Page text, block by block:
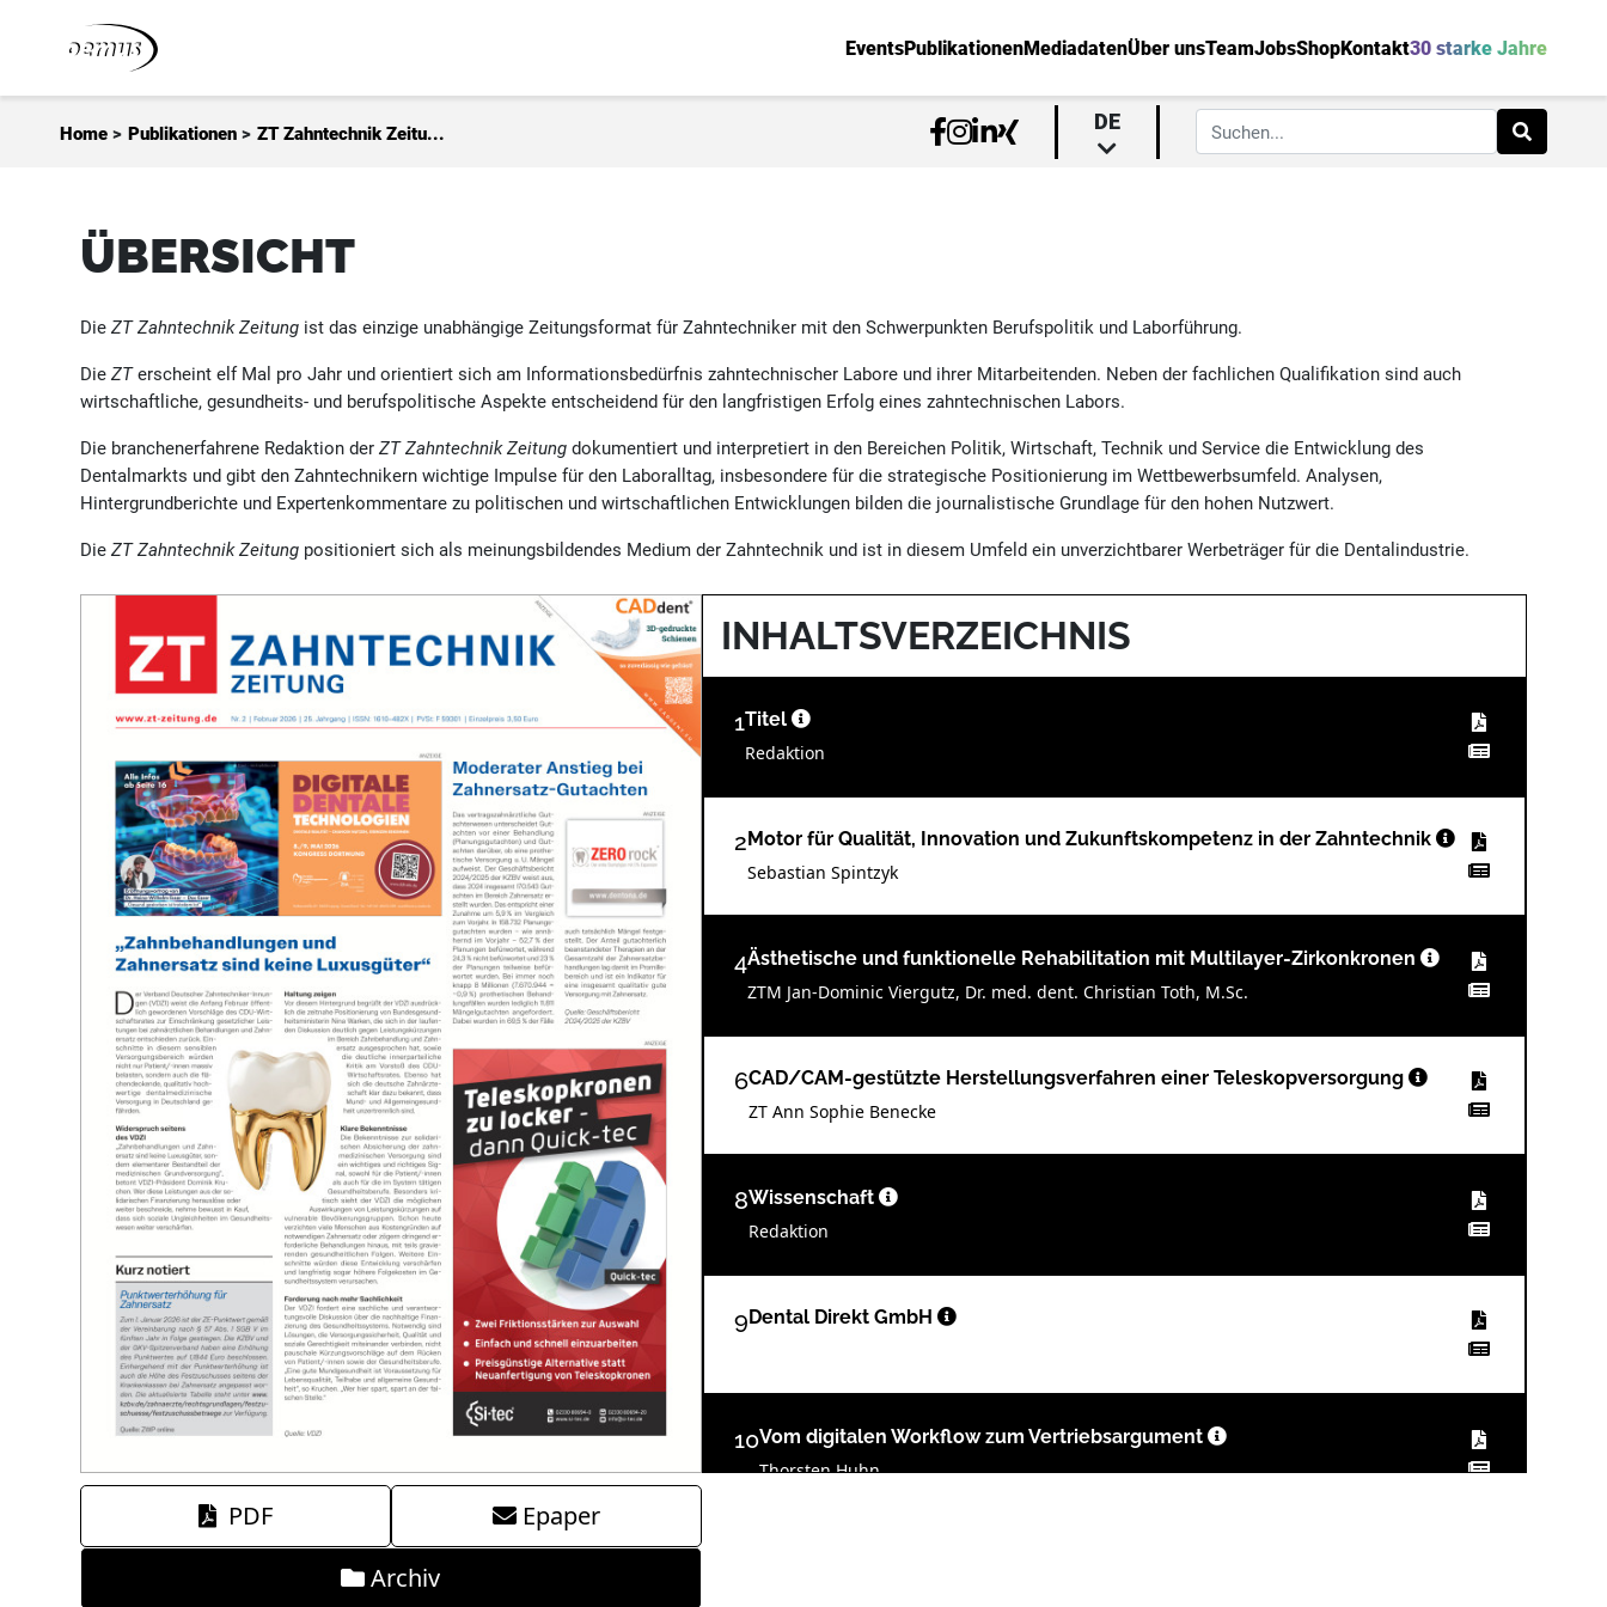
EventsPublikationenMediadatenÜber unsTeamJobsShopKontakt30 starke Jahre
Home > Publikationen > ZT Zahntechnik Zeitu... DE
ÜBERSICHT
DieZT Zahntechnik Zeitung ist das einzige unabhängige Zeitungsformat für Zahntechniker mit den Schwerpunkten Berufspolitik und Laborführung.
DieZTerscheint elf Mal pro Jahr und orientiert sich am Informationsbedürfnis zahntechnischer Labore und ihrer Mitarbeitenden. Neben der fachlichen Qualifikation sind auch
wirtschaftliche, gesundheits- und berufspolitische Aspekte entscheidend für den langfristigen Erfolg eines zahntechnischen Labors.
Die branchenerfahrene Redaktion derZT Zahntechnik Zeitung dokumentiert und interpretiert in den Bereichen Politik, Wirtschaft, Technik und Service die Entwicklung des
Dentalmarkts und gibt den Zahntechnikern wichtige Impulse für den Laboralltag, insbesondere für die strategische Positionierung im Wettbewerbsumfeld. Analysen,
Hintergrundberichte und Expertenkommentare zu politischen und wirtschaftlichen Entwicklungen bilden die journalistische Grundlage für den hohen Nutzwert.
DieZT Zahntechnik Zeitung positioniert sich als meinungsbildendes Medium der Zahntechnik und ist in diesem Umfeld ein unverzichtbarer Werbeträger für die Dentalindustrie.
PDF
Epaper
Archiv
INHALTSVERZEICHNIS
1Titel
Redaktion
2Motor für Qualität, Innovation und Zukunftskompetenz in der Zahntechnik
Sebastian Spintzyk
4Ästhetische und funktionelle Rehabilitation mit Multilayer-Zirkonkronen
ZTM Jan-Dominic Viergutz, Dr. med. dent. Christian Toth, M.Sc.
6CAD/CAM-gestützte Herstellungsverfahren einer Teleskopversorgung
ZT Ann Sophie Benecke
8Wissenschaft
Redaktion
9Dental Direkt GmbH
10Vom digitalen Workflow zum Vertriebsargument
Thorsten Huhn